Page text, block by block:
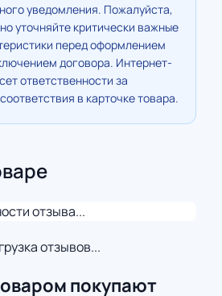
уведомления. Пожалуйста,
уточняйте критически важные
перед оформлением
договора. Интернет-
ответственности за
в карточке товара.
отзыва...
отзывов...
покупают